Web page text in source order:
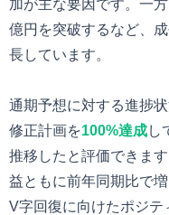
加が主な要因です。一
億円を突破するなど、
長しています。
通期予想に対する進捗
修正計画を100%達成し
推移したと評価できま
益ともに前年同期比で
V字回復に向けたポジテ